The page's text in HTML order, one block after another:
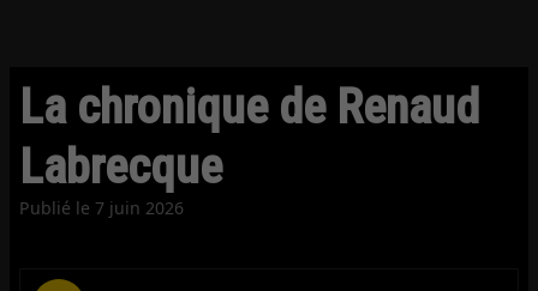
La chronique de Renaud
Labrecque
Publié le 7 juin 2026